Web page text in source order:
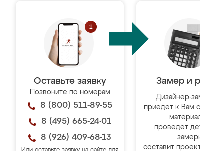
Оставьте заявку
Позвоните по номерам
8 (800) 511-89-55
8 (495) 665-24-01
8 (926) 409-68-13
Замер и
Дизайнер-
приедет к Вам
проведёт
составит